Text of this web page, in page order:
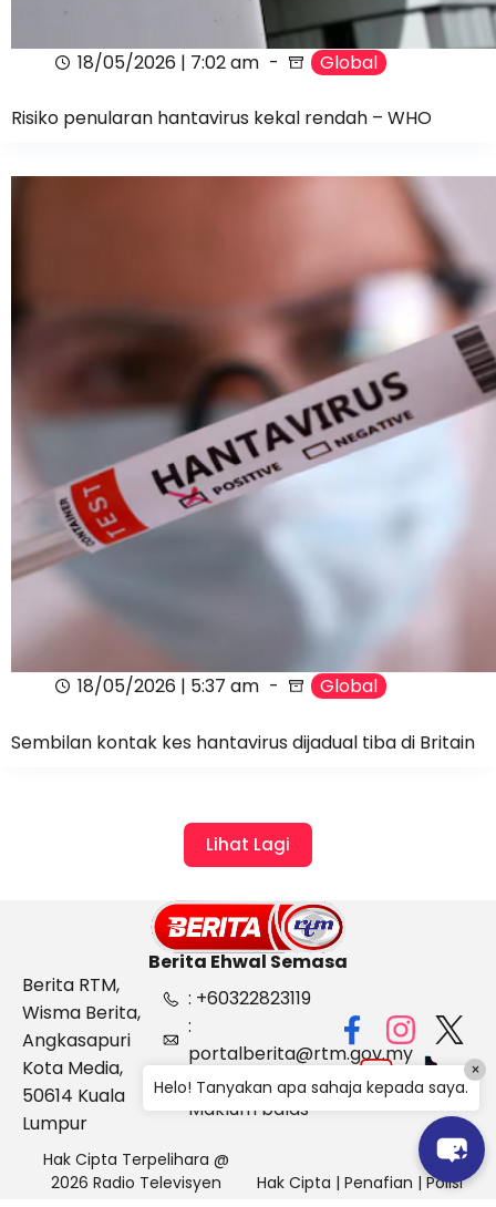
18/05/2026 | 7:02 am Global
Risiko penularan hantavirus kekal rendah – WHO
18/05/2026 | 5:37 am Global
Sembilan kontak kes hantavirus dijadual tiba di Britain
Lihat Lagi
Berita Ehwal Semasa
Berita RTM,
Wisma Berita,
Angkasapuri
Kota Media,
50614 Kuala
Lumpur
: +60322823119
:
portalberita@rtm.gov.my
: Aduan &
Maklum balas
Hak Cipta Terpelihara @
2026 Radio Televisyen
Hak Cipta | Penafian | Polisi
Helo! Tanyakan apa sahaja kepada saya.
×